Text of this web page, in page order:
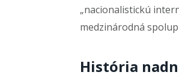
„nacionalistickú
medzinárodná
História